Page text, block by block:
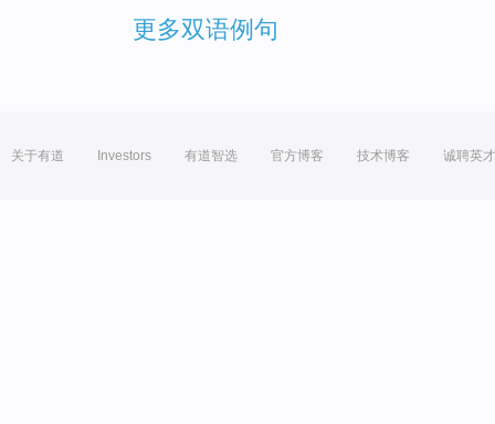
更多双语例句
关于有道 Investors 有道智选 官方博客 技术博客 诚聘英才